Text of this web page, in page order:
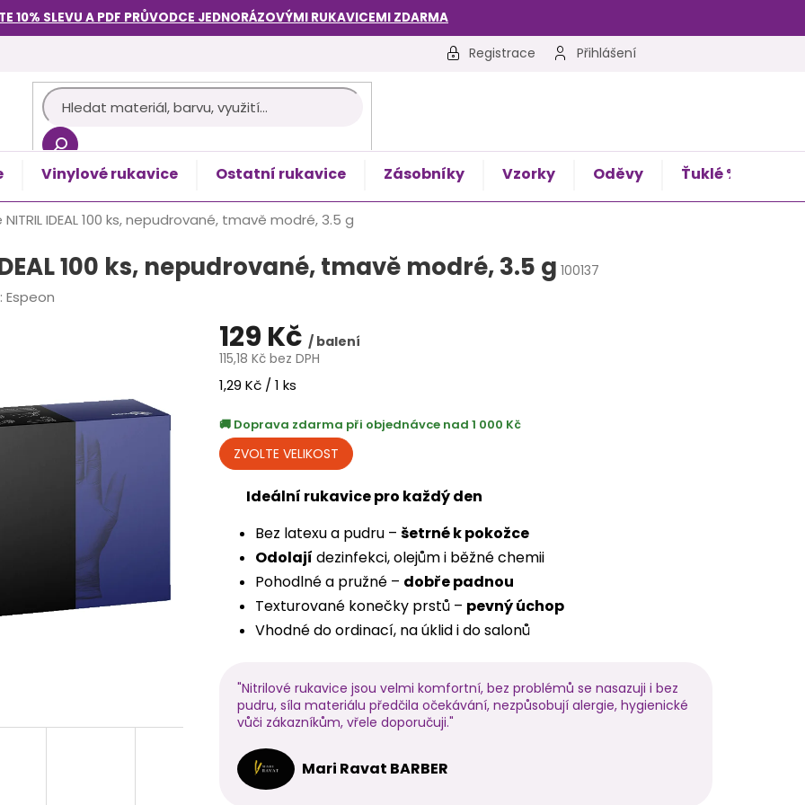
10% SLEVU A PDF PRŮVODCE JEDNORÁZOVÝMI RUKAVICEMI ZDARMA
Registrace Přihlášení
Vinylové rukavice Ostatní rukavice Zásobníky Vzorky Oděvy Ťuklé %
IDEAL 100 ks, nepudrované, tmavě modré, 3.5 g
100 ks, nepudrované, tmavě modré, 3.5 g 100137
Espeon
129 Kč / balení
115,18 Kč bez DPH
Měrná
1,29 Kč / 1 ks
Doprava zdarma při objednávce nad 1 000 Kč
Ideální rukavice pro každý den
Bez latexu a pudru – šetrné k pokožce
Odolají dezinfekci, olejům i běžné chemii
Pohodlné a pružné – dobře padnou
Texturované konečky prstů – pevný úchop
Vhodné do ordinací, na úklid i do salonů
"Nitrilové rukavice jsou velmi komfortní, bez problémů se nasazuji i bez
pudru, síla materiálu předčila očekávání, nezpůsobují alergie, hygienické
vůči zákazníkům, vřele doporučuji."
Mari Ravat BARBER